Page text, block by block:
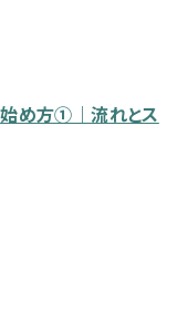
始め方①｜流れとス